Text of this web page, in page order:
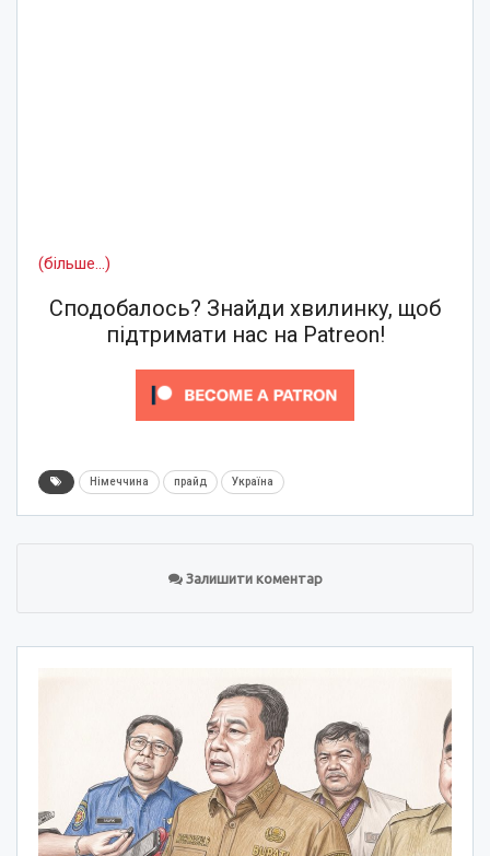
(більше…)
Сподобалось? Знайди хвилинку, щоб
підтримати нас на Patreon!
Німеччина прайд Україна
Залишити коментар